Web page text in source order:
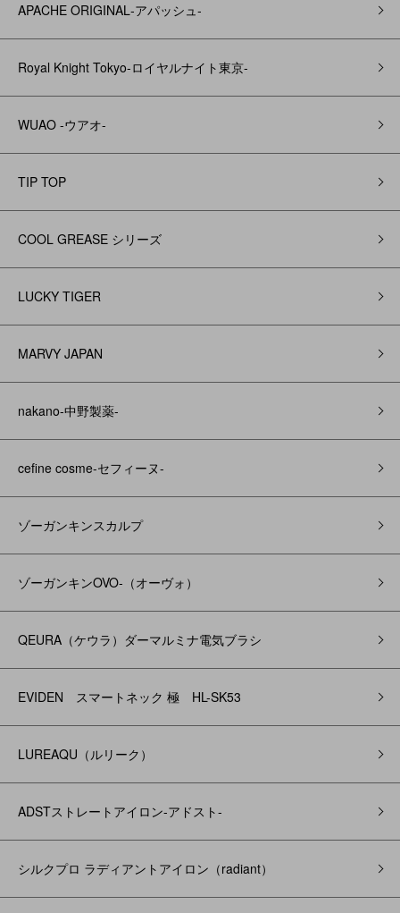
APACHE ORIGINAL‐アパッシュ‐
Royal Knight Tokyo-ロイヤルナイト東京-
WUAO -ウアオ-
TIP TOP
COOL GREASE シリーズ
LUCKY TIGER
MARVY JAPAN
nakano-中野製薬-
cefine cosme-セフィーヌ-
ゾーガンキンスカルプ
ゾーガンキンOVO‐（オーヴォ）
QEURA（ケウラ）ダーマルミナ電気ブラシ
EVIDEN スマートネック 極 HL-SK53
LUREAQU（ルリーク）
ADSTストレートアイロン-アドスト-
シルクプロ ラディアントアイロン（radiant）